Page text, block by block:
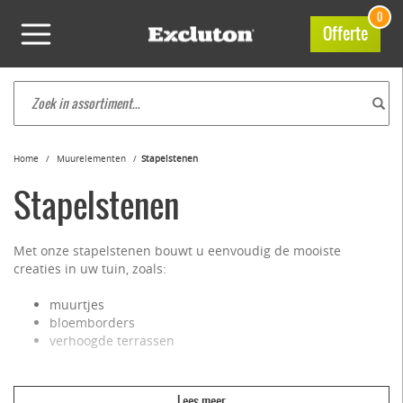
Offerte
0
Home Muurelementen Stapelstenen
Stapelstenen
Met onze stapelstenen bouwt u eenvoudig de mooiste
creaties in uw tuin, zoals:
muurtjes
bloemborders
verhoogde terrassen
zelfs een volledige vijver mee kunt bouwen. Of u nu een laag